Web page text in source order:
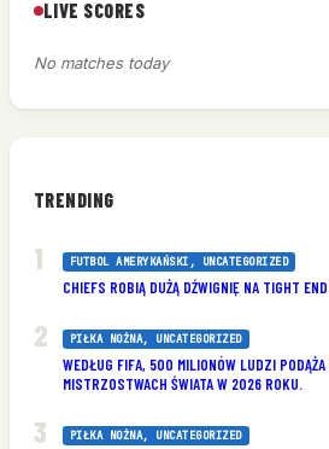
LIVE SCORES
No matches today
TRENDING
FUTBOL AMERYKAŃSKI , UNCATEGORIZED
CHIEFS ROBIĄ DUŻĄ DŹWIGNIĘ NA TIGHT
PIŁKA NOŻNA, UNCATEGORIZED
WEDŁUG FIFA, 500 MILIONÓW LUDZI PODĄŻA
MISTRZOSTWACH ŚWIATA W 2026 ROKU.
PIŁKA NOŻNA, UNCATEGORIZED